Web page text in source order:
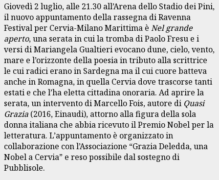
Giovedì 2 luglio, alle 21.30 all’Arena dello Stadio dei Pini,
il nuovo appuntamento della rassegna di Ravenna
Festival per Cervia-Milano Marittima è Nel grande
aperto, una serata in cui la tromba di Paolo Fresu e i
versi di Mariangela Gualtieri evocano dune, cielo, vento,
mare e l’orizzonte della poesia in tributo alla scrittrice
le cui radici erano in Sardegna ma il cui cuore batteva
anche in Romagna, in quella Cervia dove trascorse tanti
estati e che l’ha eletta cittadina onoraria. Ad aprire la
serata, un intervento di Marcello Fois, autore di Quasi
Grazia (2016, Einaudi), attorno alla figura della sola
donna italiana che abbia ricevuto il Premio Nobel per la
letteratura. L’appuntamento è organizzato in
collaborazione con l’Associazione “Grazia Deledda, una
Nobel a Cervia” e reso possibile dal sostegno di
Pubblisole.